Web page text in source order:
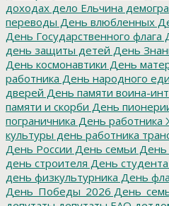
доходах дело Ельчина
переводы День влюбленных
День Государственного флага
день защиты детей День
День космонавтики День
работника День народного
дверей День памяти воина-
памяти и скорби День
пограничника День работника
культуры день работника
День России День семьи День
день строителя День студента
день физкультурника День
День_Победы_2026